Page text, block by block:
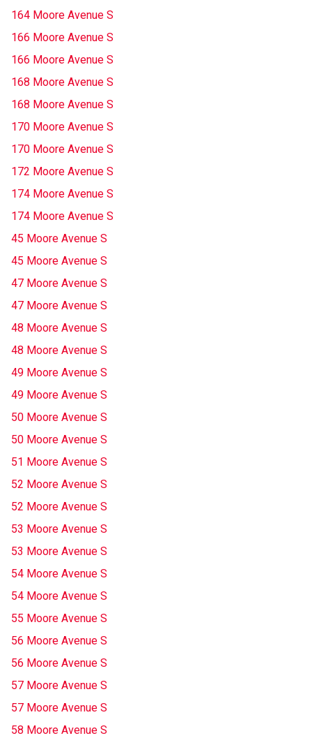
164 Moore Avenue S
166 Moore Avenue S
166 Moore Avenue S
168 Moore Avenue S
168 Moore Avenue S
170 Moore Avenue S
170 Moore Avenue S
172 Moore Avenue S
174 Moore Avenue S
174 Moore Avenue S
45 Moore Avenue S
45 Moore Avenue S
47 Moore Avenue S
47 Moore Avenue S
48 Moore Avenue S
48 Moore Avenue S
49 Moore Avenue S
49 Moore Avenue S
50 Moore Avenue S
50 Moore Avenue S
51 Moore Avenue S
52 Moore Avenue S
52 Moore Avenue S
53 Moore Avenue S
53 Moore Avenue S
54 Moore Avenue S
54 Moore Avenue S
55 Moore Avenue S
56 Moore Avenue S
56 Moore Avenue S
57 Moore Avenue S
57 Moore Avenue S
58 Moore Avenue S